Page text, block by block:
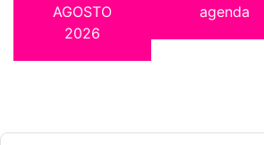
AGOSTO
2026
agenda